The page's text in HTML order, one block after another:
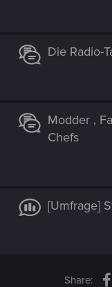
Die Radio-
Modder ,
Chefs
[Umfrage]
Share: